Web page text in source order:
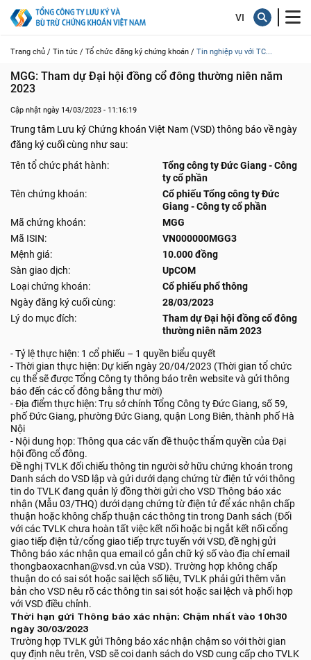
Trang chủ / Tin tức / Tổ chức đăng ký chứng khoán / Tin nghiệp vụ với TC...
MGG: Tham dự Đại hội đồng cổ đông thường niên năm
2023
Cập nhật ngày 14/03/2023 - 11:16:19
Trung tâm Lưu ký Chứng khoán Việt Nam (VSD) thông báo về ngày
đăng ký cuối cùng như sau:
Tên tổ chức phát hành:
Tổng công ty Đức Giang - Công
ty cổ phần
Tên chứng khoán:
Cổ phiếu Tổng công ty Đức
Giang - Công ty cổ phần
Mã chứng khoán:
MGG
Mã ISIN:
VN000000MGG3
Mệnh giá:
10.000 đồng
Sàn giao dịch:
UpCOM
Loại chứng khoán:
Cổ phiếu phổ thông
Ngày đăng ký cuối cùng:
28/03/2023
Lý do mục đích:
Tham dự Đại hội đồng cổ đông
thường niên năm 2023
- Tỷ lệ thực hiện: 1 cổ phiếu – 1 quyền biểu quyết
- Thời gian thực hiện: Dự kiến ngày 20/04/2023 (Thời gian tổ chức
cụ thể sẽ được Tổng Công ty thông báo trên website và gửi thông
báo đến các cổ đông bằng thư mời)
- Địa điểm thực hiện: Trụ sở chính Tổng Công ty Đức Giang, số 59,
phố Đức Giang, phường Đức Giang, quận Long Biên, thành phố Hà
Nội
- Nội dung họp: Thông qua các vấn đề thuộc thẩm quyền của Đại
hội đồng cổ đông.
Đề nghị TVLK đối chiếu thông tin người sở hữu chứng khoán trong
Danh sách do VSD lập và gửi dưới dạng chứng từ điện tử với thông
tin do TVLK đang quản lý đồng thời gửi cho VSD Thông báo xác
nhận (Mẫu 03/THQ) dưới dạng chứng từ điện tử để xác nhận chấp
thuận hoặc không chấp thuận các thông tin trong Danh sách (Đối
với các TVLK chưa hoàn tất việc kết nối hoặc bị ngắt kết nối cổng
giao tiếp điện tử/cổng giao tiếp trực tuyến với VSD, đề nghị gửi
Thông báo xác nhận qua email có gắn chữ ký số vào địa chỉ email
thongbaoxacnhan@vsd.vn của VSD). Trường hợp không chấp
thuận do có sai sót hoặc sai lệch số liệu, TVLK phải gửi thêm văn
bản cho VSD nêu rõ các thông tin sai sót hoặc sai lệch và phối hợp
với VSD điều chỉnh.
Thời hạn gửi Thông báo xác nhận: Chậm nhất vào 10h30
ngày 30/03/2023
Trường hợp TVLK gửi Thông báo xác nhận chậm so với thời gian
quy định nêu trên, VSD sẽ coi danh sách do VSD cung cấp cho TVLK